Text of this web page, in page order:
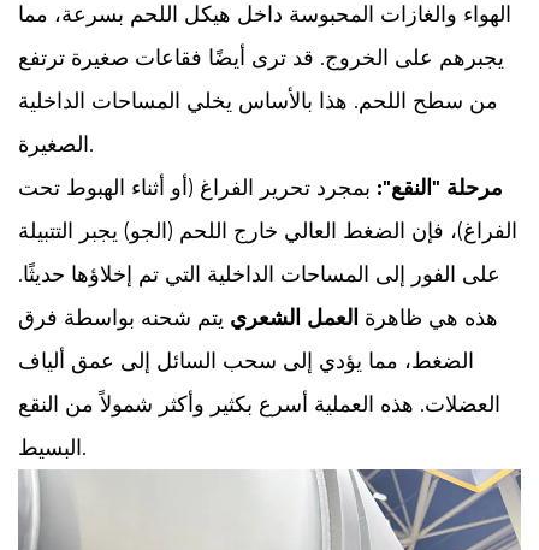
الهواء والغازات المحبوسة داخل هيكل اللحم بسرعة، مما
يجبرهم على الخروج. قد ترى أيضًا فقاعات صغيرة ترتفع
من سطح اللحم. هذا بالأساس يخلي المساحات الداخلية
الصغيرة.
مرحلة "النقع": بمجرد تحرير الفراغ (أو أثناء الهبوط تحت
الفراغ)، فإن الضغط العالي خارج اللحم (الجو) يجبر التتبيلة
على الفور إلى المساحات الداخلية التي تم إخلاؤها حديثًا.
هذه هي ظاهرة العمل الشعري يتم شحنه بواسطة فرق
الضغط، مما يؤدي إلى سحب السائل إلى عمق ألياف
العضلات. هذه العملية أسرع بكثير وأكثر شمولاً من النقع
البسيط.